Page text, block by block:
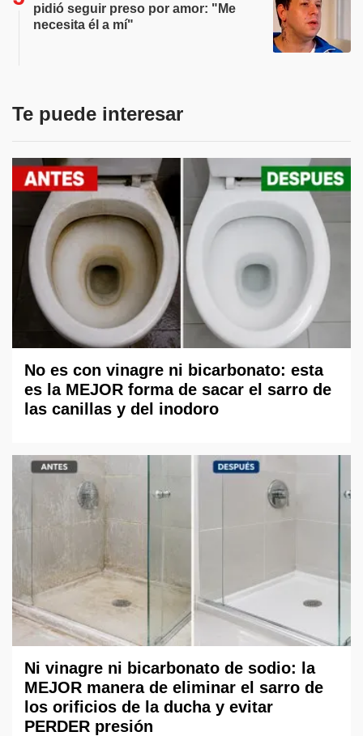
pidió seguir preso por amor: "Me
necesita él a mí"
Te puede interesar
No es con vinagre ni bicarbonato: esta
es la MEJOR forma de sacar el sarro de
las canillas y del inodoro
Ni vinagre ni bicarbonato de sodio: la
MEJOR manera de eliminar el sarro de
los orificios de la ducha y evitar
PERDER presión